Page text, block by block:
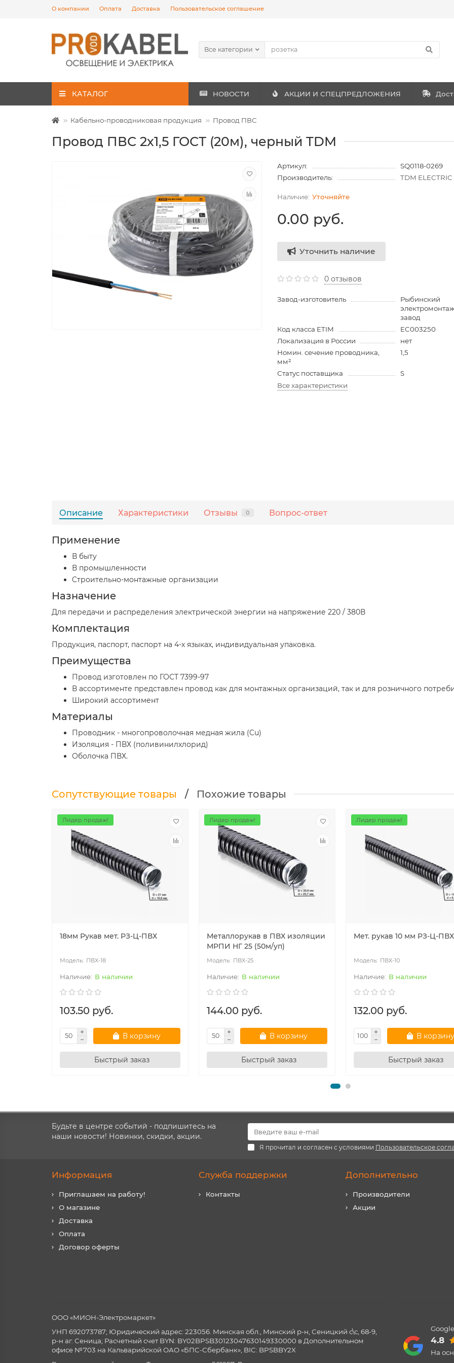
О компании Оплата Доставка Пользовательское соглашение
Все категории
КАТАЛОГ НОВОСТИ АКЦИИ И СПЕЦПРЕДЛОЖЕНИЯ
Кабельно-проводниковая продукция Провод ПВС
Провод ПВС 2х1,5 ГОСТ (20м), черный TDM
Артикул:
SQ0118-0269
Производитель:
TDM ELECTRIC
Уточняйте
0.00 руб.
Уточнить наличие
0 отзывов
Завод-изготовитель
Рыбинский
завод
Код класса ETIM
EC003250
Локализация в России
нет
Номин. сечение проводника,
мм²
1,5
Статус поставщика
S
Все характеристики
Описание Характеристики Отзывы 0 Вопрос-ответ
Применение
В быту
В промышленности
Cтроительно-монтажные организации
Назначение
Для передачи и распределения электрической энергии на напряжение 220 / 380В
Комплектация
Продукция, паспорт, паспорт на 4-х языках, индивидуальная упаковка.
Преимущества
Провод изготовлен по ГОСТ 7399-97
В ассортименте представлен провод как для монтажных организаций, так и для розничного
Широкий ассортимент
Материалы
Проводник - многопроволочная медная жила (Cu)
Изоляция - ПВХ (поливинилхлорид)
Оболочка ПВХ.
Сопутствующие товары / Похожие товары
Лидер продаж!
18мм Рукав мет. РЗ-Ц-ПВХ
ПВХ-18
В наличии
103.50 руб.
В корзину
Быстрый заказ
Лидер продаж!
Металлорукав в ПВХ изоляции
МРПИ НГ 25 (50м/уп)
ПВХ-25
В наличии
144.00 руб.
В корзину
Быстрый заказ
Лидер продаж!
Мет. рукав 10 мм РЗ-Ц-ПВХ
ПВХ-10
В наличии
132.00 руб.
В корзину
Быстрый заказ
Будьте в центре событий - подпишитесь на
наши новости! Новинки, скидки, акции.
Я прочитал и согласен с условиями Пользовательское
Информация
Приглашаем на работу!
О магазине
Доставка
Оплата
Договор оферты
Служба поддержки
Контакты
Дополнительно
Производители
Акции
ООО «МИОН-Электромаркет»
УНП 692073787; Юридический адрес: 223056. Минская обл., Минский р-н, Сеницкий с\с, 68-9,
р-н аг. Сеница; Расчетный счет BYN: BY02BPSB30123047630149330000 в Дополнительном
офисе №703 на Кальварийской ОАО «БПС-Сбербанк», BIC: BPSBBY2X
4.8
На